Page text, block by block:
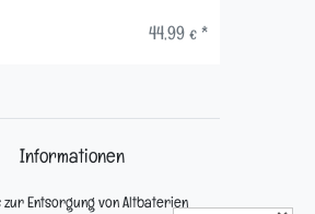
44,99 € *
Informationen
zur Entsorgung von Altbaterien